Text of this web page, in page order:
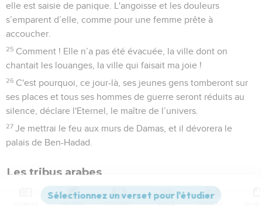
elle est saisie de panique. L'angoisse et les douleurs
s’emparent d’elle, comme pour une femme prête à
accoucher.
25 Comment ! Elle n’a pas été évacuée, la ville dont on
chantait les louanges, la ville qui faisait ma joie !
26 C'est pourquoi, ce jour-là, ses jeunes gens tomberont sur
ses places et tous ses hommes de guerre seront réduits au
silence, déclare l'Eternel, le maître de l’univers.
27 Je mettrai le feu aux murs de Damas, et il dévorera le
palais de Ben-Hadad.
Les tribus arabes
Sur Kédar et les royaumes de Hatsor auxquels
Nebucadnetsar, roi de Babylone, infligea une défaite. Voici
Versions Commentaires Strong